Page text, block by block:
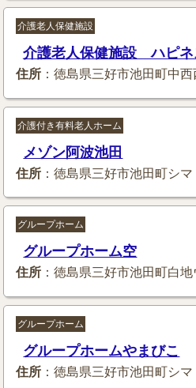
介護老人保健施設
介護老人保健施設 ハピネ
住所 ：徳島県三好市池田町中西
介護付き有料老人ホーム
メゾン阿波池田
住所 ：徳島県三好市池田町シマ
グループホーム
グループホーム空
住所 ：徳島県三好市池田町白
グループホーム
グループホームやまびこ
住所 ：徳島県三好市池田町シマ